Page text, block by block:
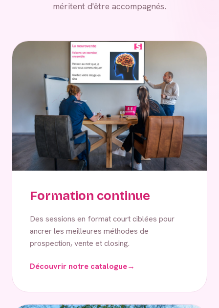
méritent d'être accompagnés.
Formation continue
Des sessions en format court ciblées pour
ancrer les meilleures méthodes de
prospection, vente et closing.
Découvrir notre catalogue→